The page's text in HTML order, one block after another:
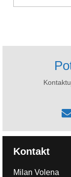
Kontakt
Milan Volena